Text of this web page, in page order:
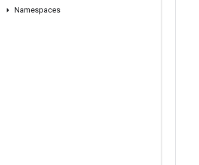
Namespaces